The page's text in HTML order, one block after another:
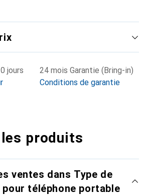
jours
24 mois Garantie (Bring-in)
Conditions de garantie
produits
ventes dans Type de
téléphone portable